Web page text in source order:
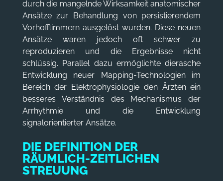
durch die mangelnde Wirksamkeit anatomischer
Ansätze zur Behandlung von persistierendem
Vorhofflimmern ausgelöst wurden. Diese neuen
Ansätze waren jedoch oft schwer zu
reproduzieren und die Ergebnisse nicht
schlüssig. Parallel dazu ermöglichte dierasche
Entwicklung neuer Mapping-Technologien im
Bereich der Elektrophysiologie den Ärzten ein
besseres Verständnis des Mechanismus der
Arrhythmie und die Entwicklung
signalorientierter Ansätze.
DIE DEFINITION DER
RÄUMLICH-ZEITLICHEN
STREUUNG